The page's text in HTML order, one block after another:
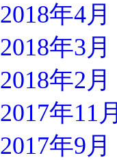
2018年4月
2018年3月
2018年2月
2017年11月
2017年9月